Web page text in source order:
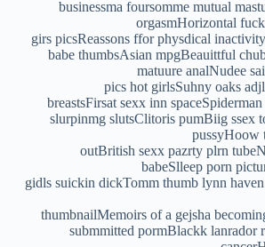
businessma foursomme mutual
orgasmHorizontal
girs picsReassons ffor physdical
babe thumbsAsian mpgBeauittful
matuure analNudee
pics hot girlsSuhny oaks
breastsFirsat sexx inn
slurpinmg slutsClitoris pumBiig ssex
pussyHoow
outBritish sexx pazrty plrn
babeSlleep porn
gidls suickin dickTomm thumb lynn
thumbnailMemoirs of a gejsha
submmitted pormBlackk lanrador